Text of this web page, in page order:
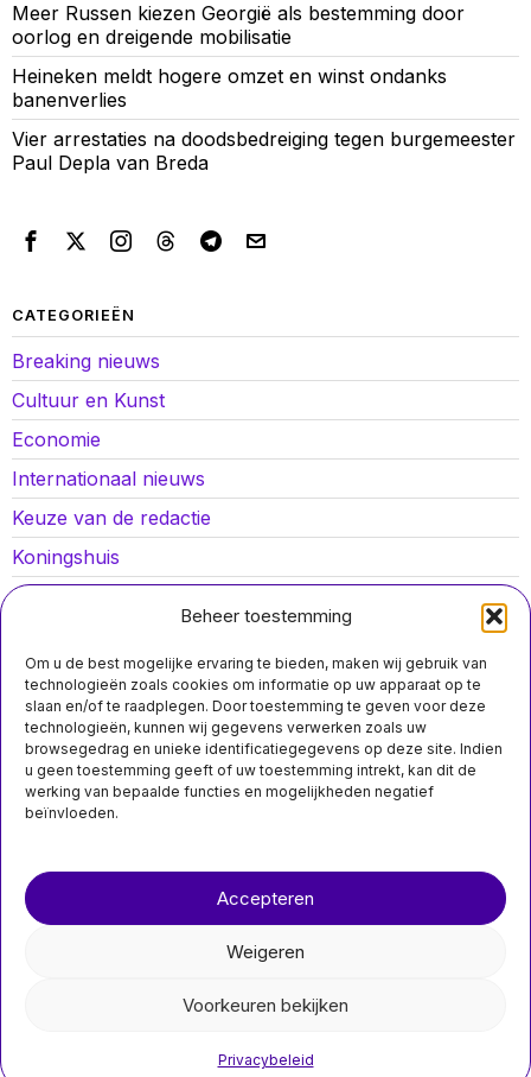
Beheer toestemming
Om u de best mogelijke ervaring te bieden, maken wij gebruik van
technologieën zoals cookies om informatie op uw apparaat op te
slaan en/of te raadplegen. Door toestemming te geven voor deze
technologieën, kunnen wij gegevens verwerken zoals uw
browsegedrag en unieke identificatiegegevens op deze site. Indien
u geen toestemming geeft of uw toestemming intrekt, kan dit de
werking van bepaalde functies en mogelijkheden negatief
beïnvloeden.
Accepteren
Weigeren
Voorkeuren bekijken
Privacybeleid
Meer Russen kiezen Georgië als bestemming door
oorlog en dreigende mobilisatie
Heineken meldt hogere omzet en winst ondanks
banenverlies
Vier arrestaties na doodsbedreiging tegen burgemeester
Paul Depla van Breda
CATEGORIEËN
Breaking nieuws
Cultuur en Kunst
Economie
Internationaal nieuws
Keuze van de redactie
Koningshuis
Lokaal nieuws
Opinies
Politiek
Sport
nieuwsimpuls.online
nieuwsimpuls.online
MIS HET NIET
farmaciefabriek
geëvacueerd na
vermoedelijke
kortsluiting, 15
werknemers
behandeld
fabriek in Zevenbergen is